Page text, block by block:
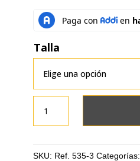
Talla
negras
tiras
SKU: Ref. 535-3 Categorías: